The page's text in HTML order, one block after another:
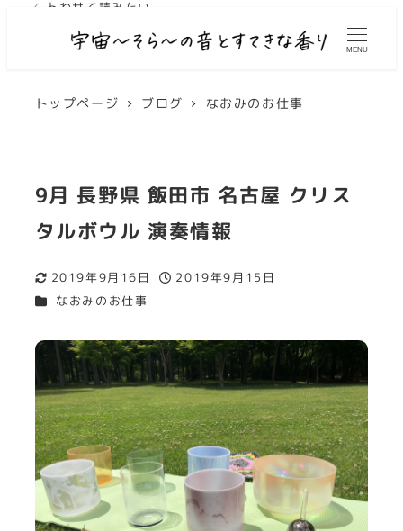
MENU
トップページ ブログ なおみのお仕事
9月 長野県 飯田市 名古屋 クリス
タルボウル 演奏情報
更新日
2019年9月16日
投稿日
2019年9月15日
カテゴリー
なおみのお仕事
✓ あわせて読みたい
✓ あわせて読みたい
✓ あわせて読みたい
✓ あわせて読みたい
✓ あわせて読みたい
✓ あわせて読みたい